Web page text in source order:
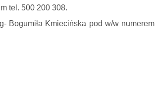
tel. 500 200 308.
Bogumiła Kmiecińska pod w/w numerem